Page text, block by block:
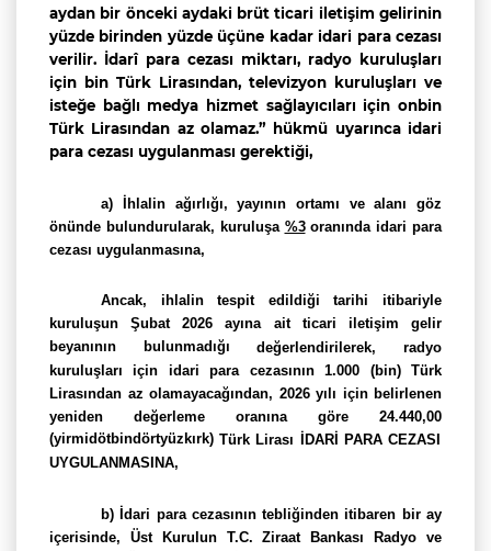
aydan bir önceki aydaki brüt ticari iletişim gelirinin
yüzde birinden yüzde üçüne kadar idari para cezası
verilir. İdarî para cezası miktarı, radyo kuruluşları
için bin Türk Lirasından, televizyon kuruluşları ve
isteğe bağlı medya hizmet sağlayıcıları için onbin
Türk Lirasından az olamaz.” hükmü uyarınca idari
para cezası uygulanması gerektiği,
a) İ
hlalin ağırlığı, yayının ortamı ve alanı göz
önünde bulundurularak, kuruluşa %3oranında idari para
cezası uygulanmasına,
Ancak, ihlalin tespit edildiği tarihi itibariyle
kuruluşun Şubat 2026 ayına ait ticari iletişim gelir
beyanının bulunmadığıdeğerlendirilerek,radyo
kuruluşları için idari para cezasının 1.000 (bin) Türk
Lirasından az olamayacağından, 2026 yılı için belirlenen
yeniden değerleme oranına göre 24.440,00
(yirmidötbindörtyüzkırk)Türk Lirası İDARİ PARA CEZASI
UYGULANMASINA,
b) İdari para cezasının tebliğinden itibaren bir ay
içerisinde, Üst Kurulun T.C. Ziraat Bankası Radyo ve